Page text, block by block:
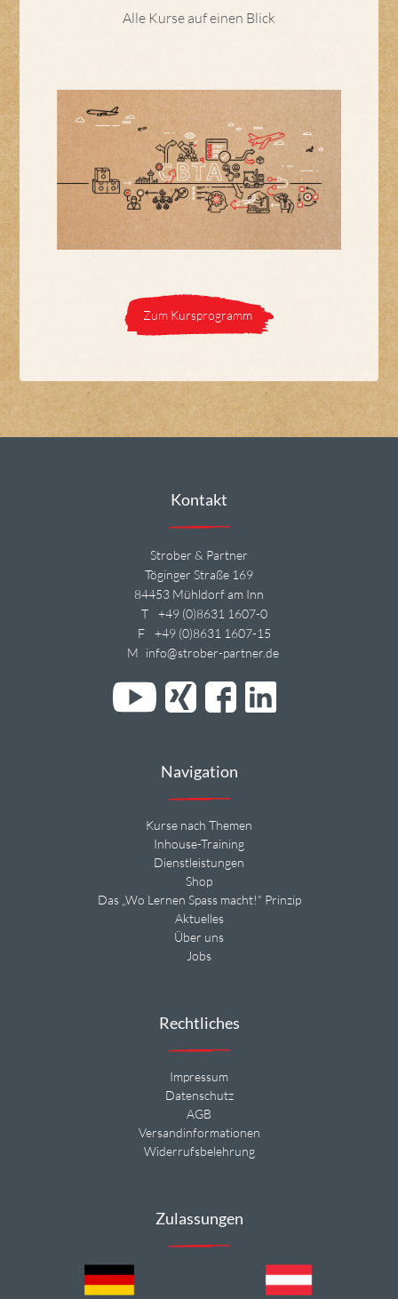
Alle Kurse auf einen Blick
Zum Kursprogramm
Kontakt
Strober & Partner
Töginger Straße 169
84453 Mühldorf am Inn
T
+49 (0)8631 1607-0
F
+49 (0)8631 1607-15
M info@strober-partner.de
Navigation
Kurse nach Themen
Inhouse-Training
Dienstleistungen
Shop
Das „Wo Lernen Spass macht!“ Prinzip
Aktuelles
Über uns
Jobs
Rechtliches
Impressum
Datenschutz
AGB
Versandinformationen
Widerrufsbelehrung
Zulassungen